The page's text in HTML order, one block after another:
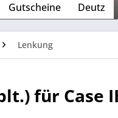
Gutscheine Deutz
Lenkung
für Case